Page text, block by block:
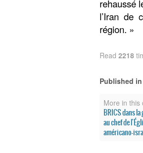
rehaussé
l’Iran de
région. »
Read 2218
Published in
More in this
BRICS dans
au chef de
américano-